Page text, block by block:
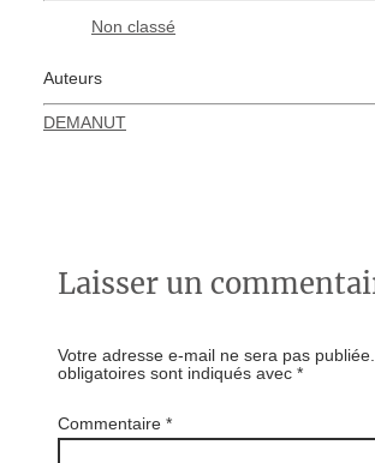
Non classé
Auteurs
DEMANUT
Laisser un
Votre adresse e-mail ne sera pas publiée.
obligatoires sont indiqués avec *
Commentaire *